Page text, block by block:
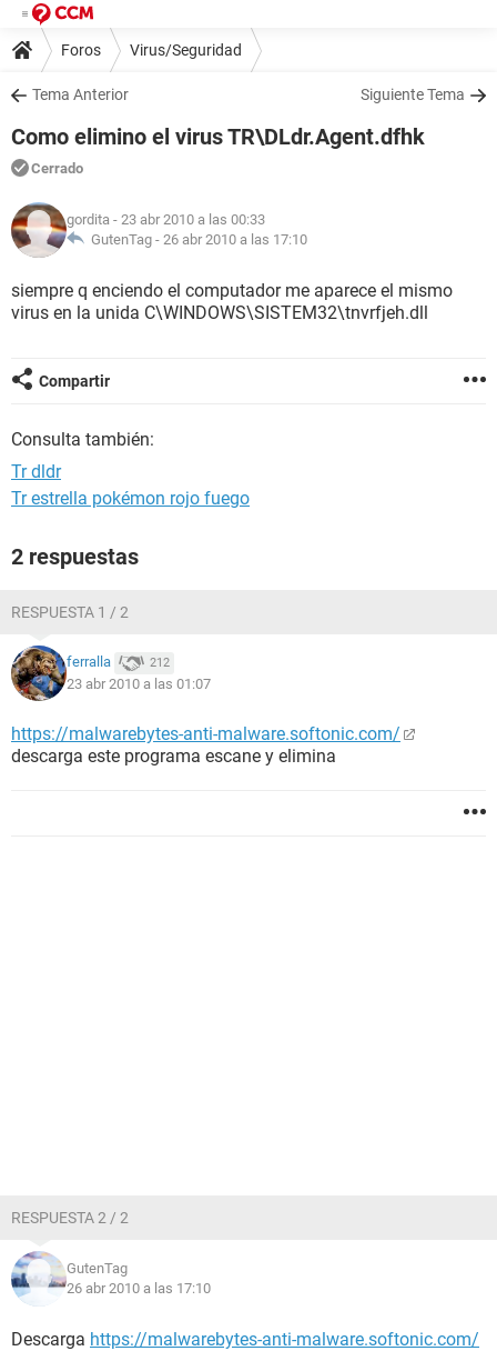
Foros Virus/Seguridad
Tema Anterior Siguiente Tema
Como elimino el virus TR\DLdr.Agent.dfhk
Cerrado
gordita - 23 abr 2010 a las 00:33
GutenTag - 26 abr 2010 a las 17:10
siempre q enciendo el computador me aparece el mismo
virus en la unida C\WINDOWS\SISTEM32\tnvrfjeh.dll
Compartir
Consulta también:
Tr dldr
Tr estrella pokémon rojo fuego
2 respuestas
RESPUESTA 1 / 2
ferralla 212
23 abr 2010 a las 01:07
https://malwarebytes-anti-malware.softonic.com/
descarga este programa escane y elimina
RESPUESTA 2 / 2
GutenTag
26 abr 2010 a las 17:10
Descarga https://malwarebytes-anti-malware.softonic.com/